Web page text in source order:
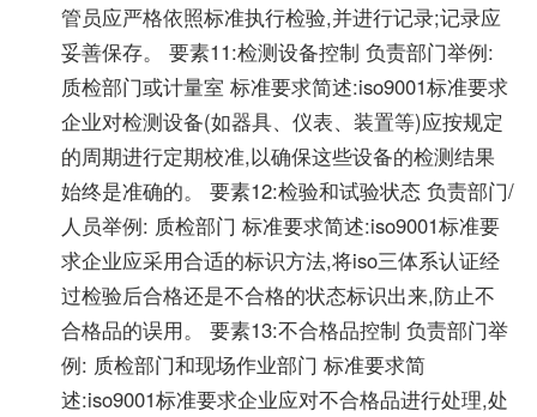
管员应严格依照标准执行检验,并进行记录;记录应
妥善保存。 要素11:检测设备控制 负责部门举例:
质检部门或计量室 标准要求简述:iso9001标准要求
企业对检测设备(如器具、仪表、装置等)应按规定
的周期进行定期校准,以确保这些设备的检测结果
始终是准确的。 要素12:检验和试验状态 负责部门/
人员举例: 质检部门 标准要求简述:iso9001标准要
求企业应采用合适的标识方法,将iso三体系认证经
过检验后合格还是不合格的状态标识出来,防止不
合格品的误用。 要素13:不合格品控制 负责部门举
例: 质检部门和现场作业部门 标准要求简
述:iso9001标准要求企业应对不合格品进行处理,处